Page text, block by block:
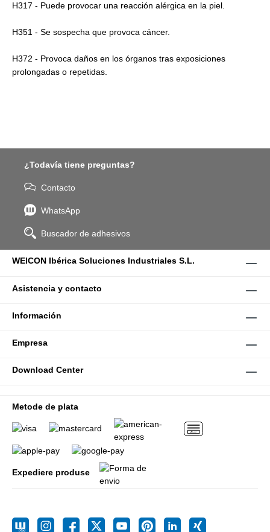
H317 - Puede provocar una reacción alérgica en la piel.
H351 - Se sospecha que provoca cáncer.
H372 - Provoca daños en los órganos tras exposiciones
prolongadas o repetidas.
¿Todavía tiene preguntas?
Contacto
WhatsApp
Buscador de adhesivos
WEICON Ibérica Soluciones Industriales S.L.
Asistencia y contacto
Información
Empresa
Download Center
Metode de plata
Expediere produse